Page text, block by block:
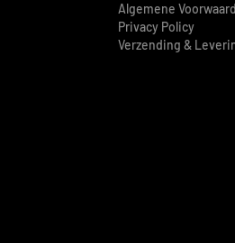
Algemene
Privacy Policy
Verzending &